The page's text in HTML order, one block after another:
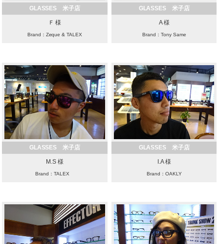
GLASSES 米子店
Ｆ 様
Brand：Zeque & TALEX
GLASSES 米子店
A 様
Brand：Tony Same
GLASSES 米子店
M.S 様
Brand：TALEX
GLASSES 米子店
I.A 様
Brand：OAKLY